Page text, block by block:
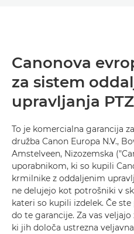
Kontaktni podatki
Canonova
za sistem
upravljanja PTZ
To je komercialna garancija
družba Canon Europa N.V.,
Amstelveen, Nizozemska
uporabnikom, ki so kupili
krmilnike z oddaljenim
ne delujejo kot potrošniki v
kateri so kupili izdelek. Če
do te garancije. Za vas
ki jih določa ustrezna